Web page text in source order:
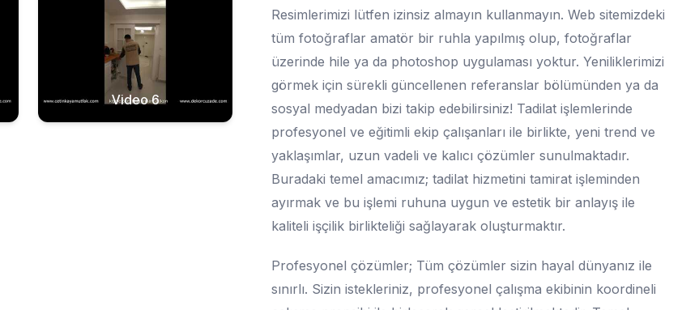
Video 6
Resimlerimizi lütfen izinsiz almayın kullanmayın. Web sitemizdeki
tüm fotoğraflar amatör bir ruhla yapılmış olup, fotoğraflar
üzerinde hile ya da photoshop uygulaması yoktur. Yeniliklerimizi
görmek için sürekli güncellenen referanslar bölümünden ya da
sosyal medyadan bizi takip edebilirsiniz! Tadilat işlemlerinde
profesyonel ve eğitimli ekip çalışanları ile birlikte, yeni trend ve
yaklaşımlar, uzun vadeli ve kalıcı çözümler sunulmaktadır.
Buradaki temel amacımız; tadilat hizmetini tamirat işleminden
ayırmak ve bu işlemi ruhuna uygun ve estetik bir anlayış ile
kaliteli işçilik birlikteliği sağlayarak oluşturmaktır.
Profesyonel çözümler; Tüm çözümler sizin hayal dünyanız ile
sınırlı. Sizin istekleriniz, profesyonel çalışma ekibinin koordineli